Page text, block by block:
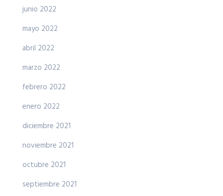
junio 2022
mayo 2022
abril 2022
marzo 2022
febrero 2022
enero 2022
diciembre 2021
noviembre 2021
octubre 2021
septiembre 2021